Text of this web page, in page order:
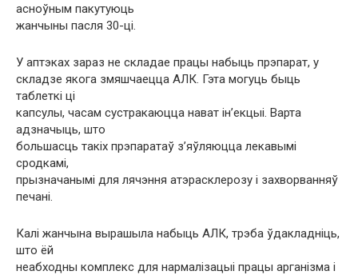
асноўным пакутуюць
жанчыны пасля 30-ці.
У аптэках зараз не складае працы набыць прэпарат, у
складзе якога змяшчаецца АЛК. Гэта могуць быць
таблеткі ці
капсулы, часам сустракаюцца нават ін’екцыі. Варта
адзначыць, што
большасць такіх прэпаратаў з’яўляюцца лекавымі
сродкамі,
прызначанымі для лячэння атэрасклерозу і захворванняў
печані.
Калі жанчына вырашыла набыць АЛК, трэба ўдакладніць,
што ёй
неабходны комплекс для нармалізацыі працы арганізма і